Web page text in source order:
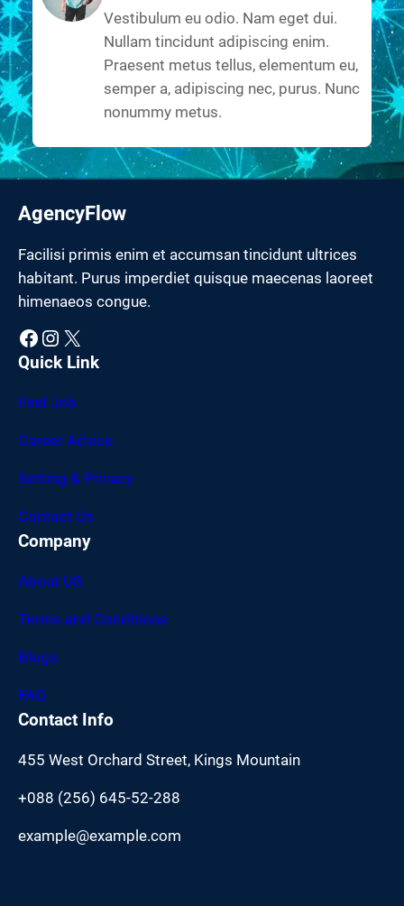
Vestibulum eu odio. Nam eget dui.
Nullam tincidunt adipiscing enim.
Praesent metus tellus, elementum eu,
semper a, adipiscing nec, purus. Nunc
nonummy metus.
AgencyFlow
Facilisi primis enim et accumsan tincidunt ultrices
habitant. Purus imperdiet quisque maecenas laoreet
himenaeos congue.
Facebook Instagram X
Quick Link
Find Job
Career Advice
Setting & Privacy
Contact Us
Company
About US
Terms and Conditions
Blogs
FAQ
Contact Info
455 West Orchard Street, Kings Mountain
+088 (256) 645-52-288
example@example.com